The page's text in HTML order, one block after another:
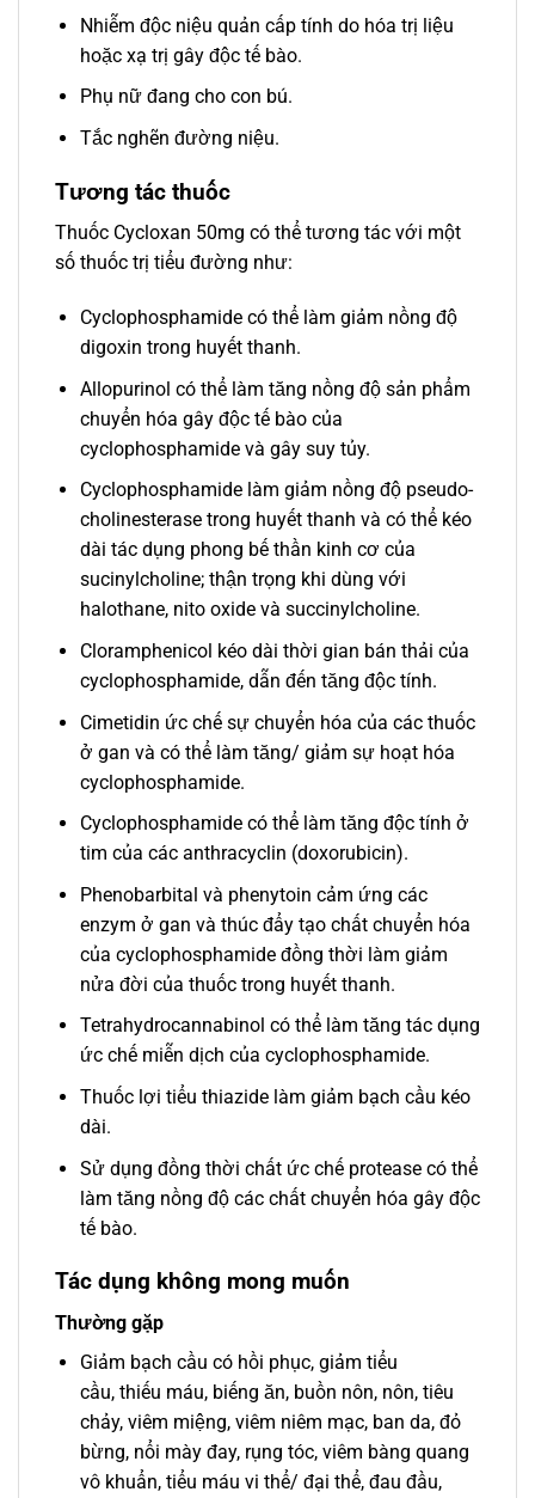
Nhiễm độc niệu quản cấp tính do hóa trị liệu
hoặc xạ trị gây độc tế bào.
Phụ nữ đang cho con bú.
Tắc nghẽn đường niệu.
Tương tác thuốc
Thuốc Cycloxan 50mg có thể tương tác với một
số thuốc trị tiểu đường như:
Cyclophosphamide có thể làm giảm nồng độ
digoxin trong huyết thanh.
Allopurinol có thể làm tăng nồng độ sản phẩm
chuyển hóa gây độc tế bào của
cyclophosphamide và gây suy tủy.
Cyclophosphamide làm giảm nồng độ pseudo-
cholinesterase trong huyết thanh và có thể kéo
dài tác dụng phong bế thần kinh cơ của
sucinylcholine; thận trọng khi dùng với
halothane, nito oxide và succinylcholine.
Cloramphenicol kéo dài thời gian bán thải của
cyclophosphamide, dẫn đến tăng độc tính.
Cimetidin ức chế sự chuyển hóa của các thuốc
ở gan và có thể làm tăng/ giảm sự hoạt hóa
cyclophosphamide.
Cyclophosphamide có thể làm tăng độc tính ở
tim của các anthracyclin (doxorubicin).
Phenobarbital và phenytoin cảm ứng các
enzym ở gan và thúc đẩy tạo chất chuyển hóa
của cyclophosphamide đồng thời làm giảm
nửa đời của thuốc trong huyết thanh.
Tetrahydrocannabinol có thể làm tăng tác dụng
ức chế miễn dịch của cyclophosphamide.
Thuốc lợi tiểu thiazide làm giảm bạch cầu kéo
dài.
Sử dụng đồng thời chất ức chế protease có thể
làm tăng nồng độ các chất chuyển hóa gây độc
tế bào.
Tác dụng không mong muốn
Thường gặp
Giảm bạch cầu có hồi phục, giảm tiểu
cầu, thiếu máu, biếng ăn, buồn nôn, nôn, tiêu
chảy, viêm miệng, viêm niêm mạc, ban da, đỏ
bừng, nổi mày đay, rụng tóc, viêm bàng quang
vô khuẩn, tiểu máu vi thể/ đại thể, đau đầu,